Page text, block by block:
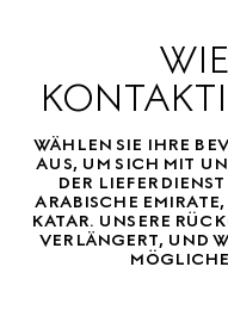
WÄHLEN SIE IHRE
AUS, UM SICH MIT
DER
ARABISCHE
KATAR. UNSERE
VERLÄNGERT, UND